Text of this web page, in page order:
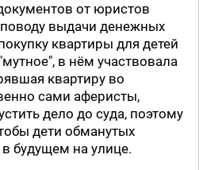
от юристов
выдачи денежных
квартиры для детей
в нём участвовала
квартиру во
сами аферисты,
дело до суда, поэтому
дети обманутых
будущем на улице.